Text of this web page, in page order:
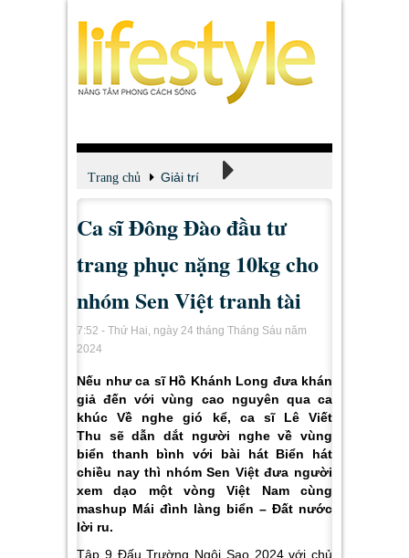
Trang chủ Giải trí
Xem - Nghe - Đọc
Ca sĩ Đông Đào đầu tư
trang phục nặng 10kg cho
nhóm Sen Việt tranh tài
7:52 - Thứ Hai, ngày 24 tháng Tháng Sáu năm
2024
Nếu như ca sĩ Hồ Khánh Long đưa khán
giả đến với vùng cao nguyên qua ca
khúc Về nghe gió kể, ca sĩ Lê Viết
Thu sẽ dẫn dắt người nghe về vùng
biển thanh bình với bài hát Biển hát
chiều nay thì nhóm Sen Việt đưa người
xem dạo một vòng Việt Nam cùng
mashup Mái đình làng biển – Đất nước
lời ru.
Tập 9 Đấu Trường Ngôi Sao 2024 với chủ